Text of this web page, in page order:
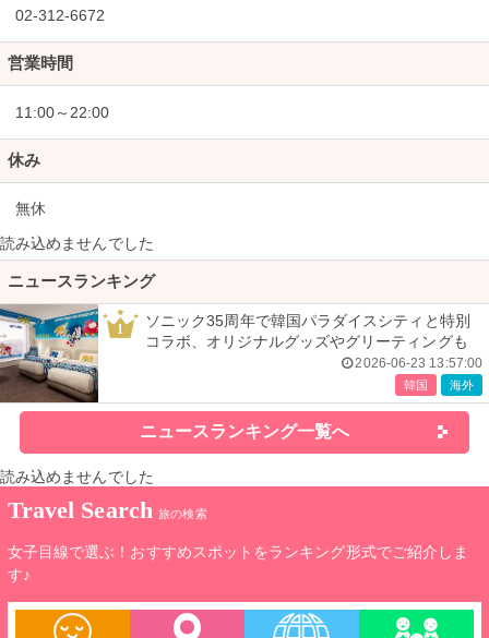
02-312-6672
営業時間
11:00～22:00
休み
無休
読み込めませんでした
ニュースランキング
1
ソニック35周年で韓国パラダイスシティと特別
コラボ、オリジナルグッズやグリーティングも
2026-06-23 13:57:00
韓国 海外
ニュースランキング一覧へ
読み込めませんでした
Travel Search 旅の検索
女子目線で選ぶ！おすすめスポットをランキング形式でご紹介しま
す♪